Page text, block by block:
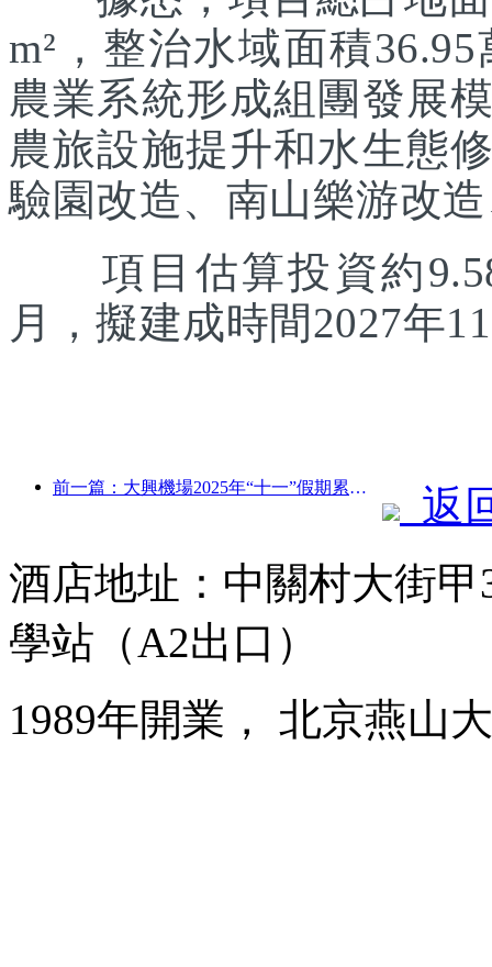
m²，整治水域面積
農業系統形成組團發展
農旅設施提升和水生態
驗園改造、南山樂游改
項目估算投資約9.58
月，擬建成時間2027年
前一篇：大興機場2025年“十一”假期累計運送旅客130萬余人次
返
酒店地址：中關村大街
學站（A2出口）
1989年開業， 北京燕